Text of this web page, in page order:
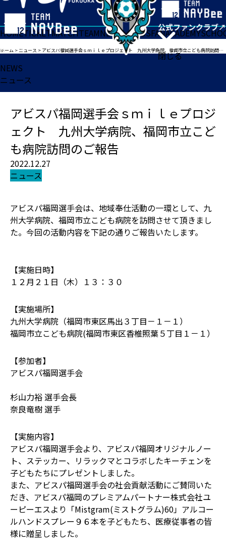
閉じる
HOMETICKETMATCHTEAMNEWSGOODSFANACADEMY
ホーム >ニュース > アビスパ福岡選手会ｓｍｉｌｅプロジェクト 九州大学病院、福岡市立こども病院訪問のご報告
NEWS
ニュース
アビスパ福岡選手会ｓｍｉｌｅプロジ
ェクト 九州大学病院、福岡市立こど
も病院訪問のご報告
2022.12.27
ニュース
アビスパ福岡選手会は、地域奉仕活動の一環として、九
州大学病院、福岡市立こども病院を訪問させて頂きまし
た。今回の活動内容を下記の通りご報告いたします。
【実施日時】
１２月２１日（木）１３：３０
【実施場所】
九州大学病院（福岡市東区馬出３丁目－１－１）
福岡市立こども病院(福岡市東区香椎照葉５丁目１－１）
【参加者】
アビスパ福岡選手会
杉山力裕 選手会長
奈良竜樹 選手
【実施内容】
アビスパ福岡選手会より、アビスパ福岡オリジナルノー
ト、ステッカー、リラックマとコラボしたキーチェンを
子どもたちにプレゼントしました。
また、アビスパ福岡選手会の社会貢献活動にご賛同いた
だき、アビスパ福岡のプレミアムパートナー株式会社ユ
ーピーエスより「Mistgram(ミストグラム)60」アルコー
ルハンドスプレー９６本を子どもたち、医療従事者の皆
様に贈呈しました。